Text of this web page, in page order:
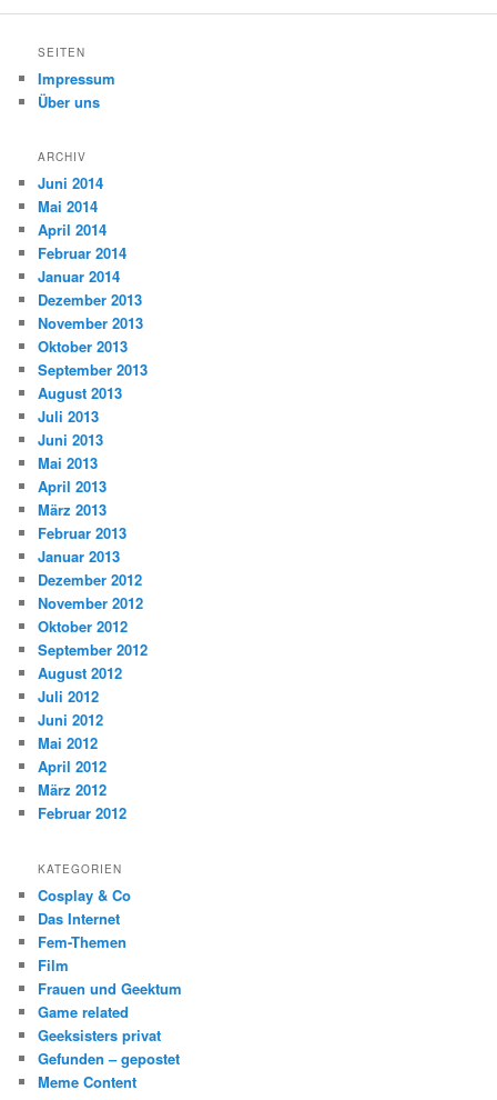
SEITEN
Impressum
Über uns
ARCHIV
Juni 2014
Mai 2014
April 2014
Februar 2014
Januar 2014
Dezember 2013
November 2013
Oktober 2013
September 2013
August 2013
Juli 2013
Juni 2013
Mai 2013
April 2013
März 2013
Februar 2013
Januar 2013
Dezember 2012
November 2012
Oktober 2012
September 2012
August 2012
Juli 2012
Juni 2012
Mai 2012
April 2012
März 2012
Februar 2012
KATEGORIEN
Cosplay & Co
Das Internet
Fem-Themen
Film
Frauen und Geektum
Game related
Geeksisters privat
Gefunden – gepostet
Meme Content